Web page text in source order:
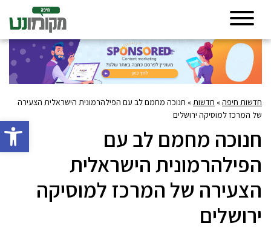
פתח
חדשות חיפה» חדשות» חנוכה מחמם לב עם הפילהרמונית הישראלית הצעירה
של המרכז למוסיקה ירושלים
חנוכה מחמם לב עם
הפילהרמונית הישראלית
הצעירה של המרכז למוסיקה
ירושלים